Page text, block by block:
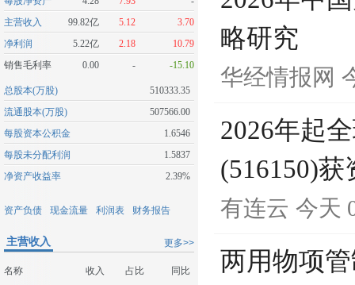
主营收入
99.82亿 5.12
3.70
净利润
5.22亿 2.18
10.79
销售毛利率
0.00 - -15.10
总股本(万股)
510333.35
流通股本(万股)
507566.00
每股资本公积金
1.6546
每股未分配利润
1.5837
净资产收益率
2.39%
资产负债 现金流量 利润表 财务报告
更多>>
主营收入
名称 收入 占比
同比
略研究
华经情报网
2026年起
(516150)
有连云 今天
两用物项